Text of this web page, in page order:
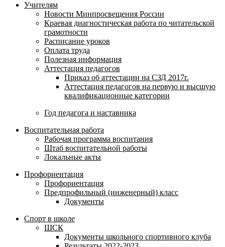
Учителям
Новости Минпросвещения России
Краевая диагностическая работа по читательской
грамотности
Расписание уроков
Оплата труда
Полезная информация
Аттестация педагогов
Приказ об аттестации на СЗД 2017г.
Аттестация педагогов на первую и высшую
квалификационные категории
Год педагога и наставника
Воспитательная работа
Рабочая программа воспитания
Штаб воспитательной работы
Локальные акты
Профориентация
Профориентация
Предпрофильный (инженерный) класс
Документы
Спорт в школе
ШСК
Документы школьного спортивного клуба